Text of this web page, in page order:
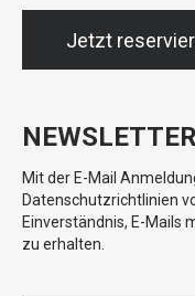
Jetzt
Mit der E-Mail
Datenschutzrichtlinien
Einverständnis, E-Mails
zu erhalten.